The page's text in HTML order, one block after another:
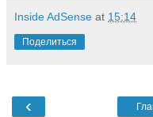
Inside AdSense at 15:14
Поделиться
‹